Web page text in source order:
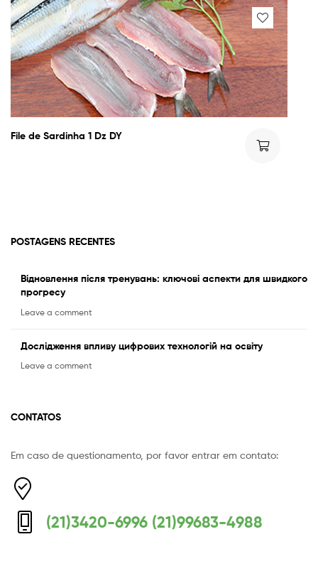
File de Sardinha 1 Dz DY
POSTAGENS RECENTES
Відновлення після тренувань: ключові аспекти для швидкого
прогресу
Leave a comment
Дослідження впливу цифрових технологій на освіту
Leave a comment
CONTATOS
Em caso de questionamento, por favor entrar em contato:
(21)3420-6996 (21)99683-4988